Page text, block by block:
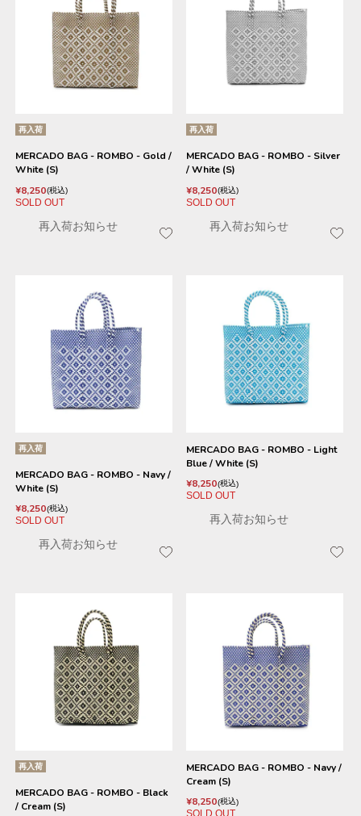
再入荷
MERCADO BAG - ROMBO - Gold /
White (S)
¥8,250 税込
SOLD OUT
再入荷お知らせ
再入荷
MERCADO BAG - ROMBO - Silver
/ White (S)
¥8,250 税込
SOLD OUT
再入荷お知らせ
再入荷
MERCADO BAG - ROMBO - Navy /
White (S)
¥8,250 税込
SOLD OUT
再入荷お知らせ
MERCADO BAG - ROMBO - Light
Blue / White (S)
¥8,250 税込
SOLD OUT
再入荷お知らせ
再入荷
MERCADO BAG - ROMBO - Black
/ Cream (S)
MERCADO BAG - ROMBO - Navy /
Cream (S)
¥8,250 税込